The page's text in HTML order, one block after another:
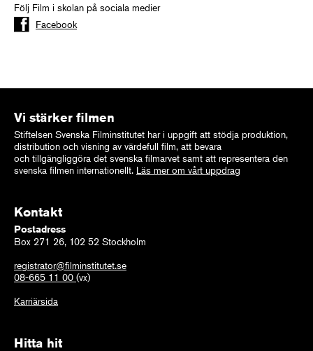
Följ Film i skolan på sociala medier
Facebook
Vi stärker filmen
Stiftelsen Svenska Filminstitutet har i uppgift att stödja produktion,
distribution och visning av värdefull film, att bevara
och tillgängliggöra det svenska filmarvet samt att representera den
svenska filmen internationellt. Läs mer om vårt uppdrag
Kontakt
Postadress
Box 271 26, 102 52 Stockholm
registrator@filminstitutet.se
08-665 11 00 (vx)
Karriärsida
Hitta hit